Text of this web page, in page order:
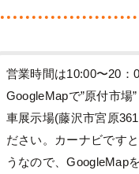
営業時間は10:00〜20：
GoogleMapで”原付市場
車展示場(藤沢市宮原
ださい。カーナビです
うなので、GoogleMap